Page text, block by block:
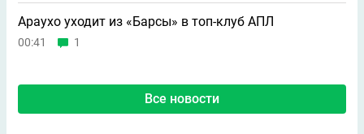
Араухо уходит из «Барсы» в топ-клуб АПЛ
00:41 1
Все новости